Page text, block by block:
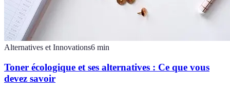
Alternatives et Innovations6 min
Toner écologique et ses alternatives : Ce que vous
devez savoir